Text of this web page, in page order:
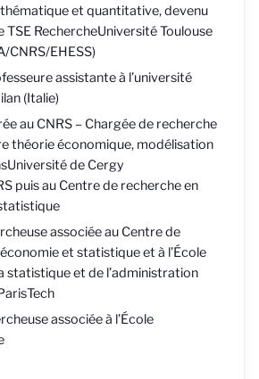
et quantitative, devenu
TSE RechercheUniversité Toulouse
CNRS/EHESS)
assistante à l’université
(Italie)
au CNRS – Chargée de recherche
théorie économique, modélisation
Université de Cergy
puis au Centre de recherche en
associée au Centre de
et statistique et à l’École
statistique et de l’administration
associée à l’École